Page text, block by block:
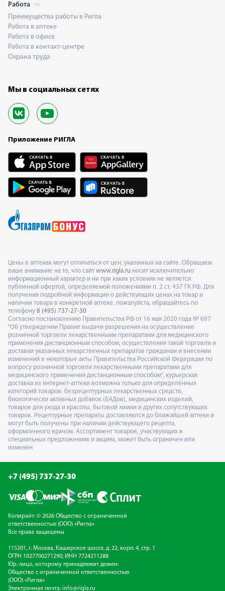
Работа
Преимущества работы в Ригла
Работа в аптеке
Работа в офисе
Работа в контакт-центре
Охрана труда
Мы в социальных сетях
Приложение РИГЛА
Цены в аптеках могут отличаться от цен, указанных на сайте. Обращаем
ваше внимание на то, что сайт www.rigla.ru носит исключительно
информационный характер и ни при каких условиях не является
публичной офертой, определяемой положениями п. 2 ст. 437 ГК РФ. Для
получения подробной информации о действующих ценах на товар и
наличии товара в конкретной аптеке, пожалуйста, обращайтесь по
телефону 8 (495) 737-27-30
Согласно постановлению Правительства РФ от 16 мая 2020 года № 697
"Об утверждении Правил выдачи разрешения на осуществление
розничной торговли лекарственными препаратами для медицинского
применения дистанционным способом, осуществления такой торговли и
доставки указанных лекарственных препаратов гражданам и внесении
изменений в некоторые акты Правительства Российской Федерации по
вопросу розничной торговли лекарственными препаратами для
медицинского применения дистанционным способом", курьерская
доставка из интернет-аптеки возможна только для определённых
категорий товаров: безрецептурных лекарственных средств,
биологически активных добавок (БАДов), медицинских изделий,
товаров для ухода и красоты, бытовой химии и других сопутствующих
товаров. Рецептурные препараты доставляются до ближайшей аптеки и
могут быть получены при наличии действующего рецепта,
оформленного врачом. Ассортимент товаров, участвующих в
специальных предложениях и акциях, может быть ограничен или
изменен
+7 (495) 737-27-30
Копирайт: © 2026 Общество с ограниченной
ответственностью (ООО) «Ригла»
Все права защищены
115201, г. Москва, Каширское шоссе, д. 22, корп. 4, стр. 1
ОГРН 1027700271290; ИНН 7724211288
Юр. лицо, которому принадлежит домен:
Общество с ограниченной ответственностью
(ООО) «Ригла»
Электронная почта: info@rigla.ru